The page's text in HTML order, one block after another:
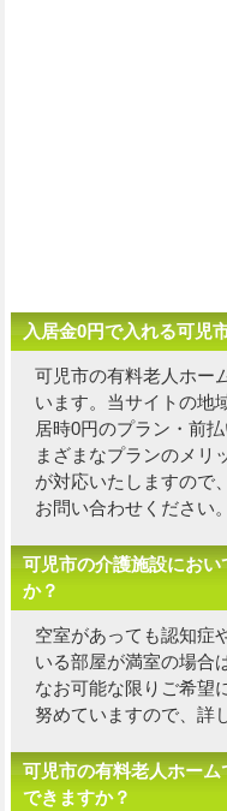
入居金0円で入れる可児
可児市の有料老人ホー
います。当サイトの地
居時0円のプラン・前
まざまなプランのメリ
が対応いたしますので、
お問い合わせください。
可児市の介護施設にお
か？
空室があっても認知症
いる部屋が満室の場合
なお可能な限り ご希望
努めていますので、詳
可児市の有料老人ホー
できますか？